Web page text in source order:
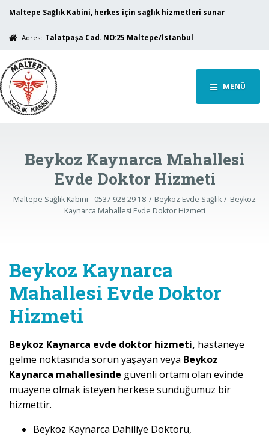
Maltepe Sağlık Kabini, herkes için sağlık hizmetleri sunar
Adres: Talatpaşa Cad. NO:25 Maltepe/İstanbul
MENÜ
Beykoz Kaynarca Mahallesi
Evde Doktor Hizmeti
Maltepe Sağlık Kabini - 0537 928 29 18 Beykoz Evde Sağlık
Beykoz
Kaynarca Mahallesi Evde Doktor Hizmeti
Beykoz Kaynarca
Mahallesi Evde Doktor
Hizmeti
Beykoz Kaynarca evde doktor hizmeti, hastaneye
gelme noktasında sorun yaşayan veya Beykoz
Kaynarca mahallesinde güvenli ortamı olan evinde
muayene olmak isteyen herkese sunduğumuz bir
hizmettir.
Beykoz Kaynarca Dahiliye Doktoru,